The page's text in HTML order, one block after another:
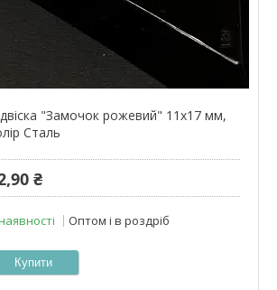
"Замочок рожевий" 11х17 мм,
Сталь
₴
Оптом і в роздріб
Купити